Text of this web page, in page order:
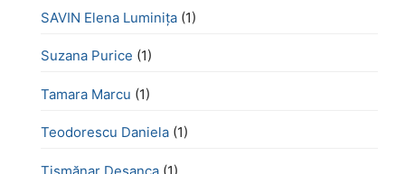
SAVIN Elena Luminița (1)
Suzana Purice (1)
Tamara Marcu (1)
Teodorescu Daniela (1)
Tismănar Desanca (1)